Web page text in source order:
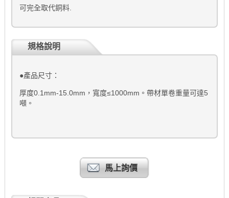
可完全取代銅料.
規格說明
●產品尺寸：
厚度0.1mm-15.0mm，寬度≤1000mm。帶材單卷重量可達5
噸。
馬上詢價